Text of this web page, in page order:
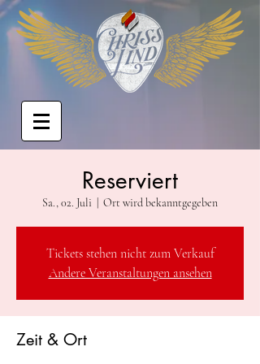
Reserviert
Sa., 02. Juli Ort wird bekanntgegeben
Tickets stehen nicht zum Verkauf
Andere Veranstaltungen ansehen
Zeit & Ort